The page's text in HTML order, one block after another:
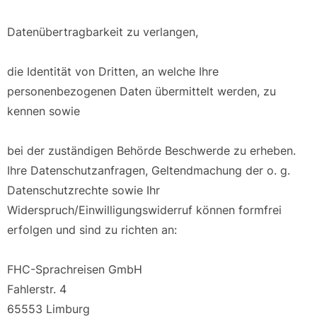
Datenübertragbarkeit zu verlangen,
die Identität von Dritten, an welche Ihre
personenbezogenen Daten übermittelt werden, zu
kennen sowie
bei der zuständigen Behörde Beschwerde zu erheben.
Ihre Datenschutzanfragen, Geltendmachung der o. g.
Datenschutzrechte sowie Ihr
Widerspruch/Einwilligungswiderruf können formfrei
erfolgen und sind zu richten an:
FHC-Sprachreisen GmbH
Fahlerstr. 4
65553 Limburg